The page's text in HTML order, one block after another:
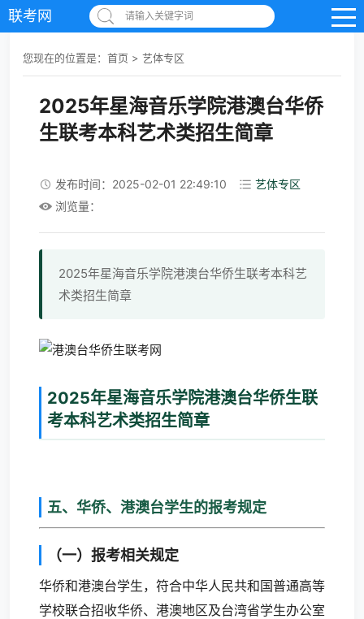
联考网 请输入关键字词
您现在的位置是： 首页 > 艺体专区
2025年星海音乐学院港澳台华侨
生联考本科艺术类招生简章
发布时间：2025-02-01 22:49:10
艺体专区
浏览量：
2025年星海音乐学院港澳台华侨生联考本科艺
术类招生简章
2025年星海音乐学院港澳台华侨生联
考本科艺术类招生简章
五、华侨、港澳台学生的报考规定
（一）报考相关规定
华侨和港澳台学生，符合中华人民共和国普通高等
学校联合招收华侨、港澳地区及台湾省学生办公室